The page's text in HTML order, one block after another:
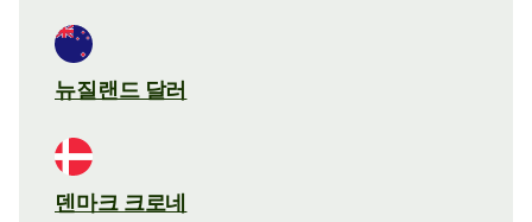
뉴질랜드 달러
덴마크 크로네